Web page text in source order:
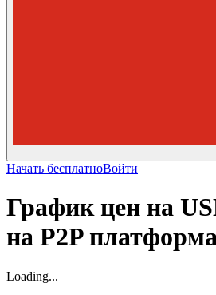
Начать бесплатноВойти
График цен на
на P2P
Loading...